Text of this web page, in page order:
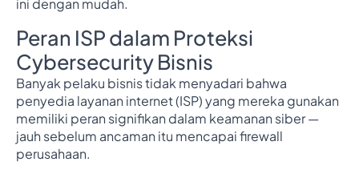
Peran ISP dalam Proteksi
Cybersecurity Bisnis
Banyak pelaku bisnis tidak menyadari bahwa
penyedia layanan internet (ISP) yang mereka gunakan
memiliki peran signifikan dalam keamanan siber —
jauh sebelum ancaman itu mencapai firewall
perusahaan.